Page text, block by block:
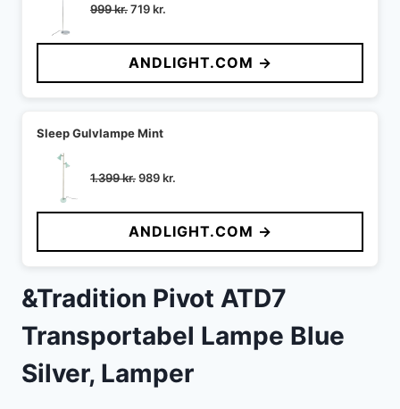
999kr.Den
pris
var:
999 kr..
719kr.
pris
er:
719 kr..
ANDLIGHT.COM →
Sleep Gulvlampe Mint
1.399kr.Den
pris
var:
1.399 kr..
989kr.
pris
er:
989 kr..
ANDLIGHT.COM →
&Tradition Pivot ATD7
Transportabel Lampe Blue
Silver, Lamper